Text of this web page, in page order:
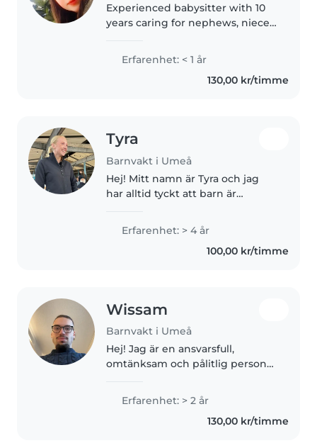
Experienced babysitter with 10
years caring for nephews, nieces,
and friendly. I create a safe, fun
environment and communicate
well in English. Looking..
Erfarenhet: < 1 år
130,00 kr/timme
Tyra
Barnvakt i Umeå
Hej! Mitt namn är Tyra och jag
har alltid tyckt att barn är
kusiner och är den äldsta, så jag
är van med barn! Jag gillar att
hitta på saker som att..
Erfarenhet: > 4 år
100,00 kr/timme
Wissam
Barnvakt i Umeå
Hej! Jag är en ansvarsfull,
omtänksam och pålitlig person
barn. Jag är tålmodig, positiv och
sig trygga och har roligt...
Erfarenhet: > 2 år
130,00 kr/timme